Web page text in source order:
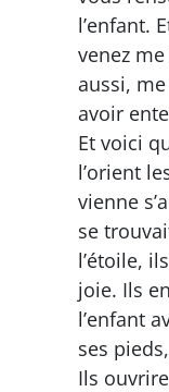
l’enfant.
venez
aussi,
avoir
Et voici
l’orient
vienne
se
l’étoile,
joie. Ils
l’enfant
ses
Ils